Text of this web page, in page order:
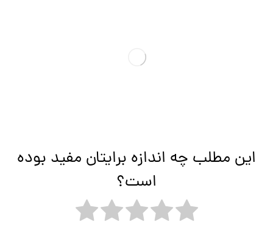
این مطلب چه اندازه برایتان مفید بوده
است؟